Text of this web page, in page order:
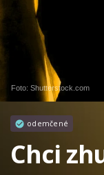
Foto: Shutterstock.com
odemčené
Chci